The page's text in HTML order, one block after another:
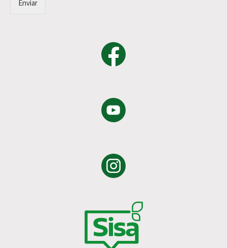
Enviar